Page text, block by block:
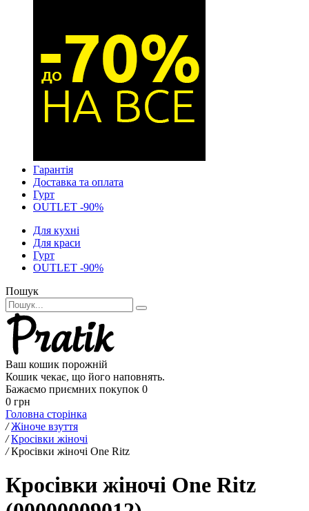
Гарантія
Доставка та оплата
Гурт
OUTLET -90%
Для кухні
Для краси
Гурт
OUTLET -90%
Пошук
Ваш кошик порожній
Кошик чекає, що його наповнять.
Бажаємо приємних покупок 0
0 грн
Головна сторінка
/ Жіноче взуття
/ Кросівки жіночі
/ Кросівки жіночі One Ritz
Кросівки жіночі One Ritz